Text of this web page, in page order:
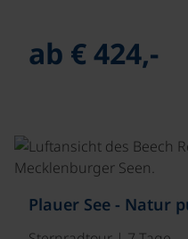
ab € 424,-
Plauer See - Natur